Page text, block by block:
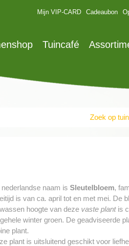
Mijn VIP-CARD Cadeaubon
Tuincafé
Zoek op
nederlandse naam is Sleutelbloem,
is van ca. april tot en met mei. De
hoogte van deze vaste plantis
winter groen. De geadviseerde
plant.
plant is uitsluitend geschikt voor